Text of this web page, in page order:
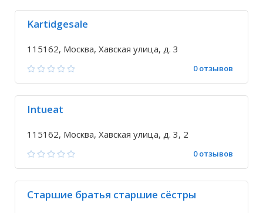
Kartidgesale
115162, Москва, Хавская улица, д. 3
0 отзывов
Intueat
115162, Москва, Хавская улица, д. 3, 2
0 отзывов
Старшие братья старшие сёстры